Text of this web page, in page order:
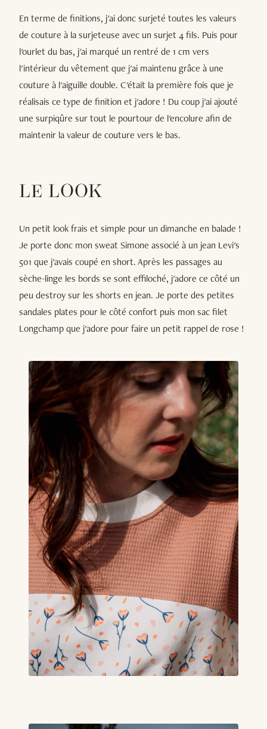
En terme de finitions, j'ai donc surjeté toutes les valeurs
de couture à la surjeteuse avec un surjet 4 fils. Puis pour
l'ourlet du bas, j'ai marqué un rentré de 1 cm vers
l'intérieur du vêtement que j'ai maintenu grâce à une
couture à l'aiguille double. C'était la première fois que je
réalisais ce type de finition et j'adore ! Du coup j'ai ajouté
une surpiqûre sur tout le pourtour de l'encolure afin de
maintenir la valeur de couture vers le bas.
LE LOOK
Un petit look frais et simple pour un dimanche en balade !
Je porte donc mon sweat Simone associé à un jean Levi's
501 que j'avais coupé en short. Après les passages au
sèche-linge les bords se sont effiloché, j'adore ce côté un
peu destroy sur les shorts en jean. Je porte des petites
sandales plates pour le côté confort puis mon sac filet
Longchamp que j'adore pour faire un petit rappel de rose !